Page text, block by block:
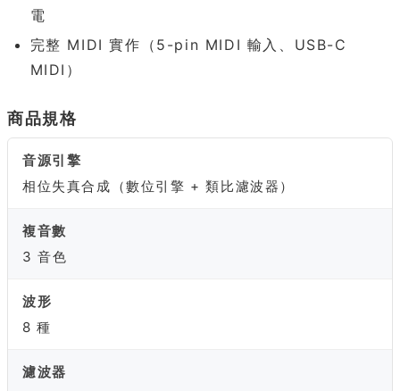
電
完整 MIDI 實作（5-pin MIDI 輸入、USB-C
MIDI）
商品規格
音源引擎
相位失真合成（數位引擎 + 類比濾波器）
複音數
3 音色
波形
8 種
濾波器